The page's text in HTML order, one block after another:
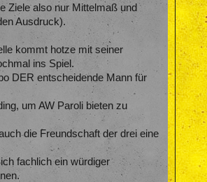
Ziele also nur Mittelmaß und
Ausdruck).
kommt hotze mit seiner
ins Spiel.
DER entscheidende Mann für
um AW Paroli bieten zu
die Freundschaft der drei eine
fachlich ein würdiger